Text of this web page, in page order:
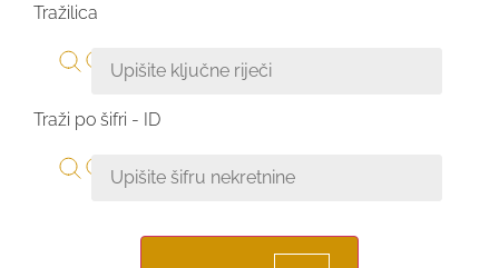
Tražilica
Traži po šifri - ID